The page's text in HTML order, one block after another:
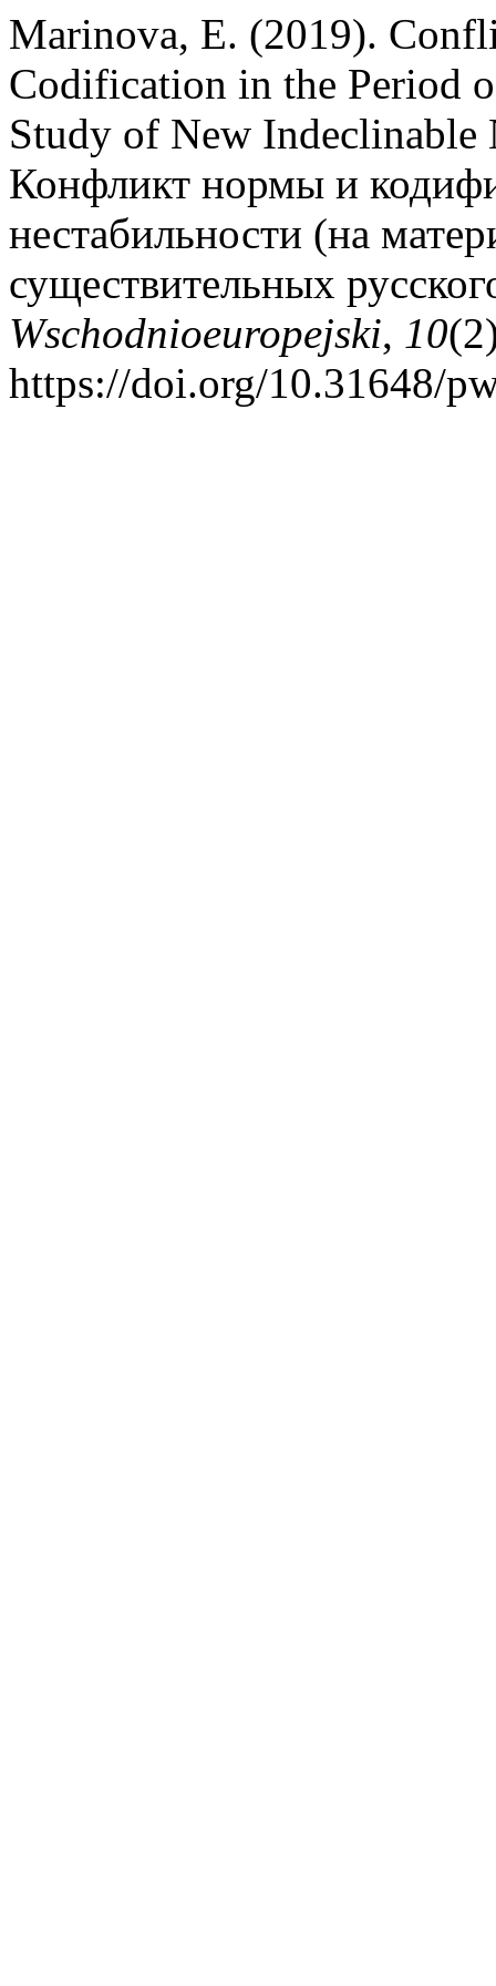
Marinova, E. (2019).
Codification in the Period
Study of New Indeclinable
Конфликт нормы и
нестабильности (на
существительных
Wschodnioeuropejski, 10
https://doi.org/10.31648/